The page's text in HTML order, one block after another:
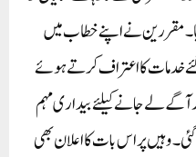
مقررین نے اپنے خطاب میں
خدمات کا اعتراف کرتے ہوئے
لے جانے کیلئے بیداری مہم
وہیں پر اس بات کا اعلان بھی